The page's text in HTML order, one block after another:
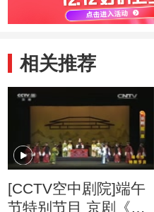
相关推荐
[CCTV空中剧院]端午
节特别节目 京剧《屈